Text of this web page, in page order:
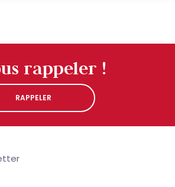
rappeler !
RAPPELER
RAPPELER